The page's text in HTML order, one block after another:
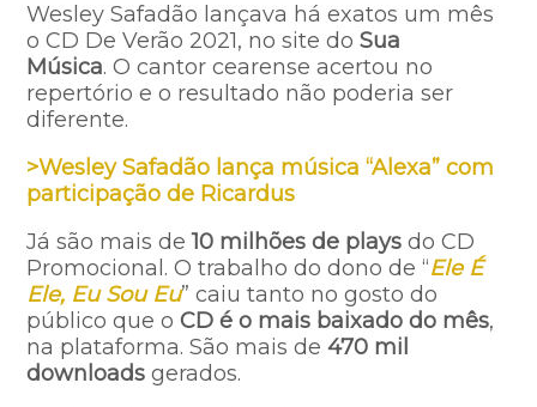
Wesley Safadão lançava há exatos um mês
o CD De Verão 2021, no site doSua
Música. O cantor cearense acertou no
repertório e o resultado não poderia ser
diferente.
>Wesley Safadão lança música “Alexa” com
participação de Ricardus
Já são mais de10 milhões de plays do CD
Promocional. O trabalho do dono de “Ele É
Ele, Eu Sou Eu” caiu tanto no gosto do
público que oCD é o mais baixado do mês,
na plataforma. São mais de470 mil
downloads gerados.